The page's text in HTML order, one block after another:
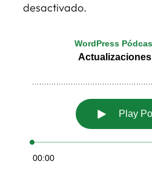
desactivado.